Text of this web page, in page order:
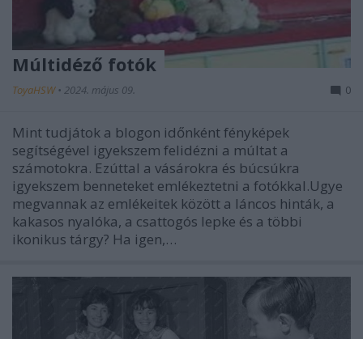
Múltidéző fotók
ToyaHSW • 2024. május 09. 0
Mint tudjátok a blogon időnként fényképek
segítségével igyekszem felidézni a múltat a
számotokra. Ezúttal a vásárokra és búcsúkra
igyekszem benneteket emlékeztetni a fotókkal.Ugye
megvannak az emlékeitek között a láncos hinták, a
kakasos nyalóka, a csattogós lepke és a többi
ikonikus tárgy? Ha igen,…